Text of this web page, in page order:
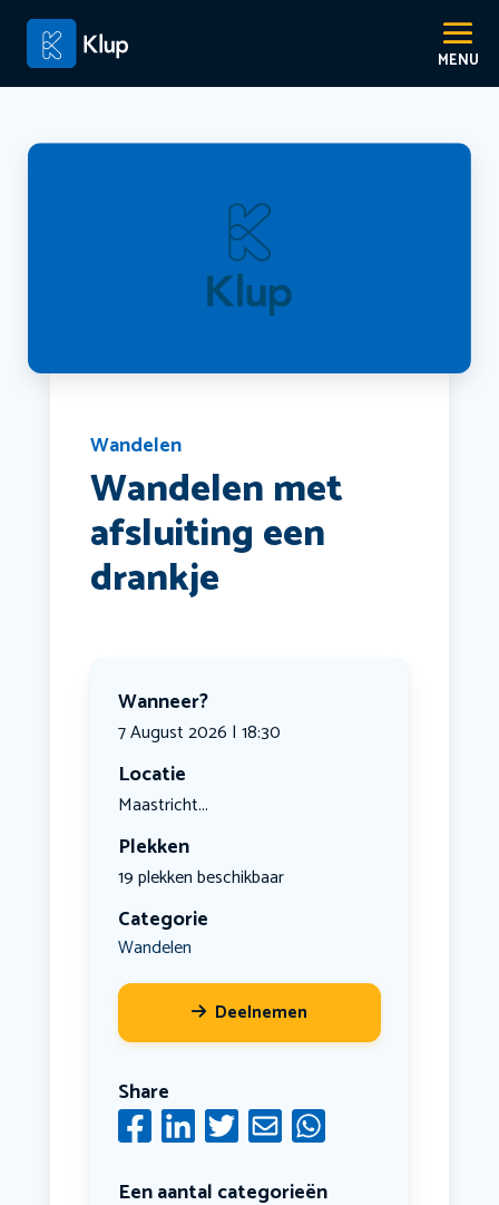
Wandelen
Wandelen met
afsluiting een
drankje
Wanneer?
7 August 2026 | 18:30
Locatie
Maastricht...
Plekken
19 plekken beschikbaar
Categorie
Wandelen
Deelnemen
Share
Een aantal categorieën